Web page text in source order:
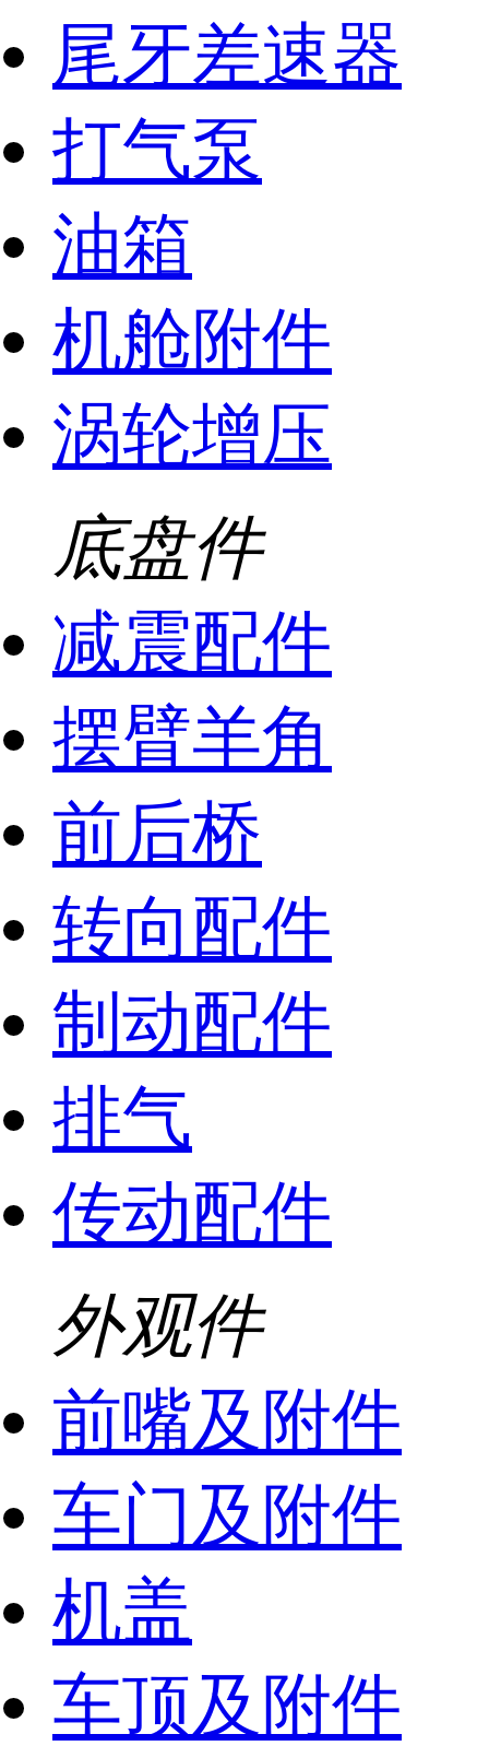
尾牙差速器
打气泵
油箱
机舱附件
涡轮增压
底盘件
减震配件
摆臂羊角
前后桥
转向配件
制动配件
排气
传动配件
外观件
前嘴及附件
车门及附件
机盖
车顶及附件